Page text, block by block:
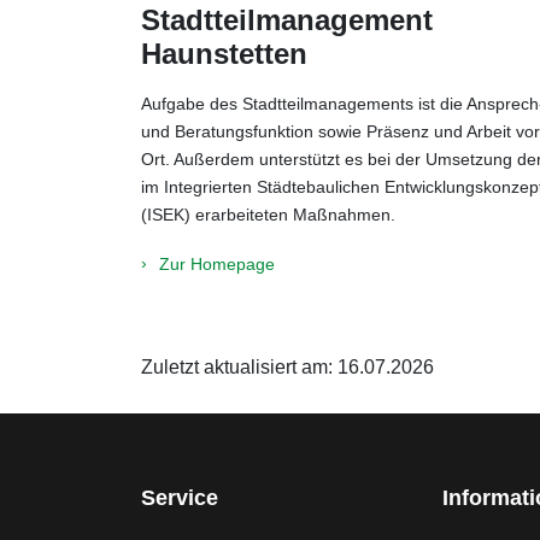
Stadtteilmanagement
Haunstetten
Aufgabe des Stadtteilmanagements ist die
und Beratungsfunktion sowie Präsenz und Arbeit vor
Ort. Außerdem unterstützt es bei der Umsetzung
im Integrierten Städtebaulichen
(ISEK) erarbeiteten Maßnahmen.
Zur Homepage
Zuletzt aktualisiert am: 16.07.2026
Service